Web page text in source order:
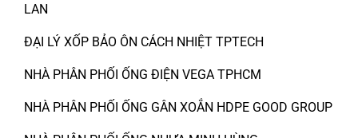
LAN
ĐẠI LÝ XỐP BẢO ÔN CÁCH NHIỆT TPTECH
NHÀ PHÂN PHỐI ỐNG ĐIỆN VEGA TPHCM
NHÀ PHÂN PHỐI ỐNG GÂN XOẮN HDPE GOOD GROUP